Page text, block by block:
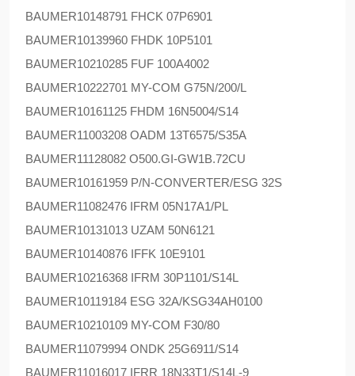
BAUMER10148791 FHCK 07P6901
BAUMER10139960 FHDK 10P5101
BAUMER10210285 FUF 100A4002
BAUMER10222701 MY-COM G75N/200/L
BAUMER10161125 FHDM 16N5004/S14
BAUMER11003208 OADM 13T6575/S35A
BAUMER11128082 O500.GI-GW1B.72CU
BAUMER10161959 P/N-CONVERTER/ESG 32S
BAUMER11082476 IFRM 05N17A1/PL
BAUMER10131013 UZAM 50N6121
BAUMER10140876 IFFK 10E9101
BAUMER10216368 IFRM 30P1101/S14L
BAUMER10119184 ESG 32A/KSG34AH0100
BAUMER10210109 MY-COM F30/80
BAUMER11079994 ONDK 25G6911/S14
BAUMER11016017 IFRR 18N33T1/S14L-9